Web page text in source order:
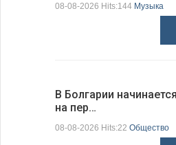
08-08-2026 Hits:144 Музыка
В Болгарии
на пер…
08-08-2026 Hits:22 Общество